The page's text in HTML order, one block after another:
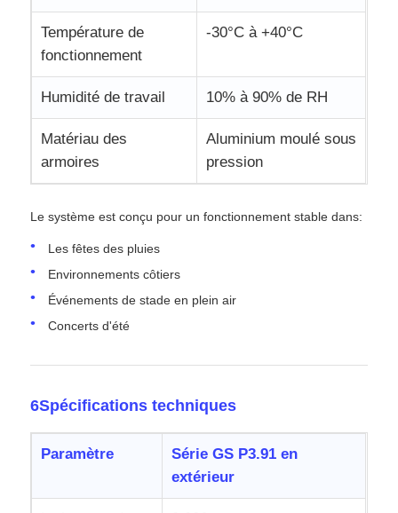
Température de
fonctionnement
-30°C à +40°C
Humidité de travail 10% à 90% de RH
Matériau des
armoires
Aluminium moulé sous
pression
Le système est conçu pour un fonctionnement stable dans:
Les fêtes des pluies
Environnements côtiers
Événements de stade en plein air
Concerts d'été
6Spécifications techniques
Paramètre
Série GS P3.91 en
extérieur